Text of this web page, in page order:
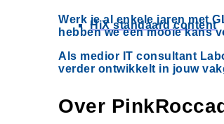
HiX standaard content
Werk je al enkele jaren met
hebben we een mooie kans
Als medior IT consultant
verder ontwikkelt in jouw
Over